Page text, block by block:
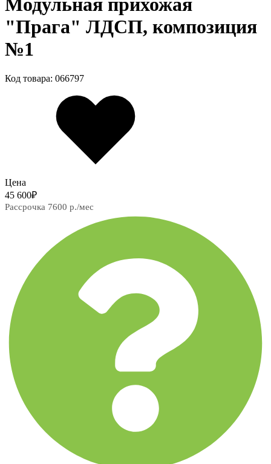
"Прага" ЛДСП, композиция
№1
Код товара: 066797
Цена
45 600₽
Рассрочка 7600 р./мес